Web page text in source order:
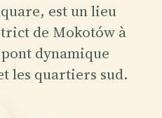
est un lieu
de Mokotów à
dynamique
les quartiers sud.